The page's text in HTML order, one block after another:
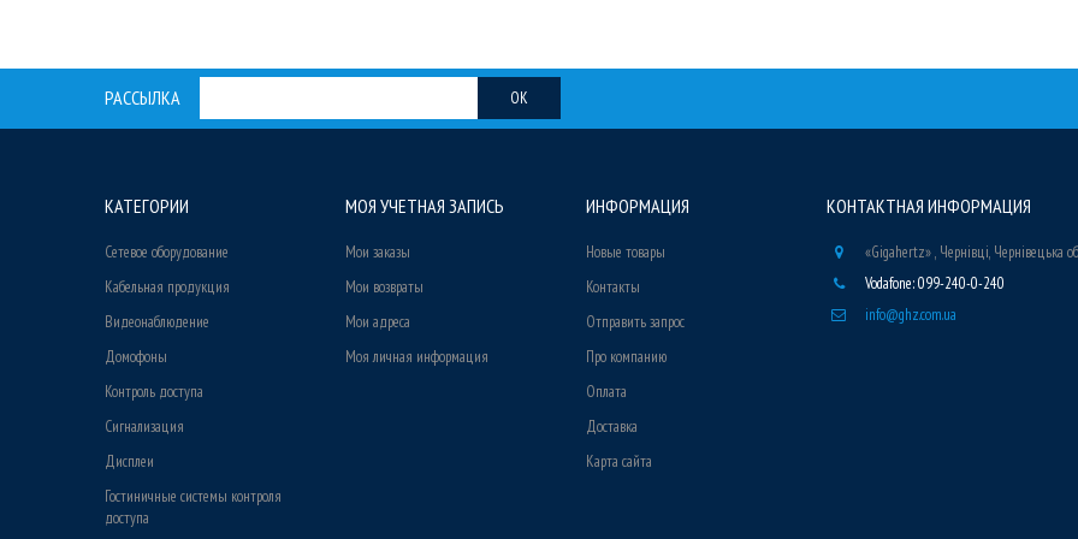
РАССЫЛКА OK
КАТЕГОРИИ
Сетевое оборудование
Кабельная продукция
Видеонаблюдение
Домофоны
Контроль доступа
Сигнализация
Дисплеи
Гостиничные системы контроля
доступа
МОЯ УЧЕТНАЯ ЗАПИСЬ
Мои заказы
Мои возвраты
Мои адреса
Моя личная информация
ИНФОРМАЦИЯ
Новые товары
Контакты
Отправить запрос
Про компанию
Оплата
Доставка
Карта сайта
КОНТАКТНАЯ ИНФОРМАЦИЯ
«Gigahertz» , Чернівці, Чернівецька
Vodafone: 099-240-0-240
info@ghz.com.ua